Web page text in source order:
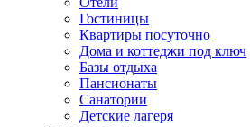
Гостиницы
Квартиры посуточно
Дома и коттеджи под ключ
Базы отдыха
Пансионаты
Санатории
Детские лагеря